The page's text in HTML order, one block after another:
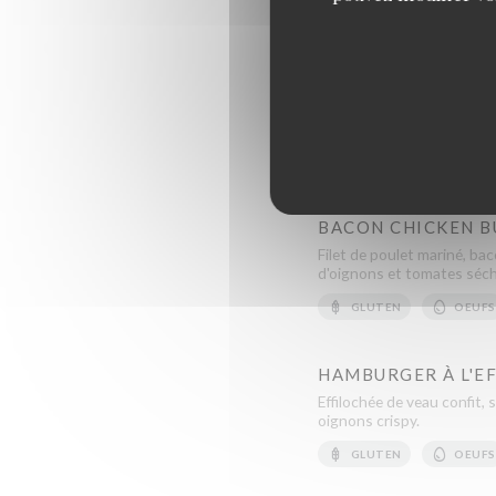
BACON CHICKEN
Filet de poulet mariné,
d'oignons et tomates
GLUTEN OEUFS
HAMBURGER À
Effilochée de veau confit,
oignons crispy.
GLUTEN OEUFS